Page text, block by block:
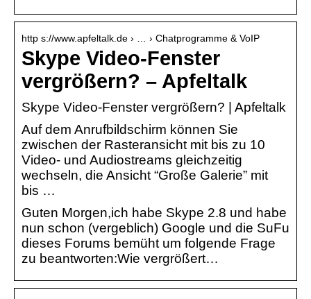
http s://www.apfeltalk.de › … › Chatprogramme & VoIP
Skype Video-Fenster
vergrößern? – Apfeltalk
Skype Video-Fenster vergrößern? | Apfeltalk
Auf dem Anrufbildschirm können Sie
zwischen der Rasteransicht mit bis zu 10
Video- und Audiostreams gleichzeitig
wechseln, die Ansicht “Große Galerie” mit
bis …
Guten Morgen,ich habe Skype 2.8 und habe
nun schon (vergeblich) Google und die SuFu
dieses Forums bemüht um folgende Frage
zu beantworten:Wie vergrößert…